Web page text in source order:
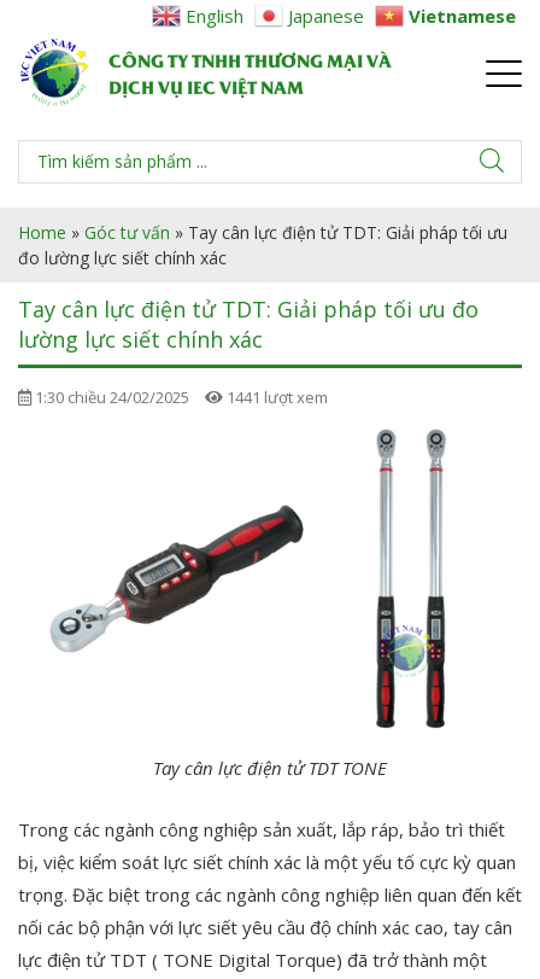
CÔNG TY TNHH THƯƠNG MẠI VÀ
DỊCH VỤ IEC VIỆT NAM
Home » Góc tư vấn » Tay cân lực điện tử TDT: Giải pháp tối ưu
đo lường lực siết chính xác
Tay cân lực điện tử TDT: Giải pháp tối ưu đo
lường lực siết chính xác
1:30 chiều 24/02/2025 1441 lượt xem
Tay cân lực điện tử TDT TONE
Trong các ngành công nghiệp sản xuất, lắp ráp, bảo trì thiết
bị, việc kiểm soát lực siết chính xác là một yếu tố cực kỳ quan
trọng. Đặc biệt trong các ngành công nghiệp liên quan đến kết
nối các bộ phận với lực siết yêu cầu độ chính xác cao, tay cân
lực điện tử TDT ( TONE Digital Torque) đã trở thành một
English Japanese Vietnamese